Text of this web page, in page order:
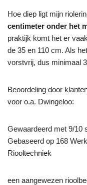
Hoe diep ligt mijn
centimeter onder het
praktijk komt het er
de 35 en 110 cm. Als
vorstvrij, dus minimaal
Beoordeling door
voor o.a. Dwingeloo:
Gewaardeerd met 9/10
Gebaseerd op 168
Riooltechniek
een aangewezen